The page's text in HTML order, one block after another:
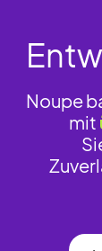
Noupe
mit